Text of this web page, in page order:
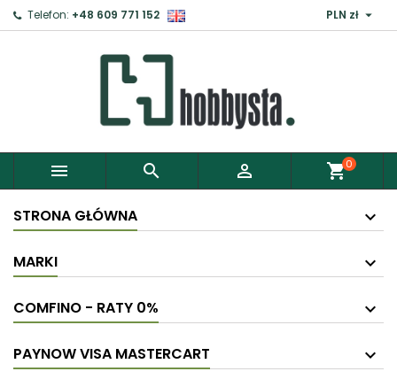
Telefon: +48 609 771 152 PLN zł 
   shopping_cart0
STRONA GŁÓWNA
MARKI
COMFINO - RATY 0%
PAYNOW VISA MASTERCART
Zaloguj ×
Aby zapisać produkty do Schowka, musisz się
Anuluj Zaloguj